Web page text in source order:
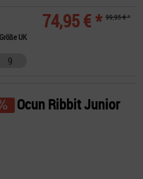
74,95 € * 99,95 € *
Größe UK
9
Ocun Ribbit Junior